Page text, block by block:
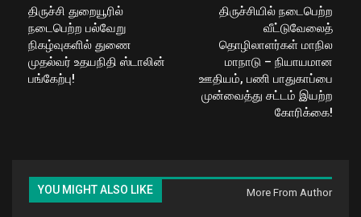
திருச்சி துறையூரில்
நடைபெற்ற பல்வேறு
நிகழ்வுகளில் துணை
முதல்வர் உதயநிதி ஸ்டாலின்
பங்கேற்பு!
திருச்சியில் நடைபெற்ற
வீட்டுவேலைத்
தொழிலாளர்கள் மாநில
மாநாடு – நியாயமான
ஊதியம், பணி பாதுகாப்பை
முன்வைத்து சட்டம் இயற்ற
கோரிக்கை!
YOU MIGHT ALSO LIKE More From Author